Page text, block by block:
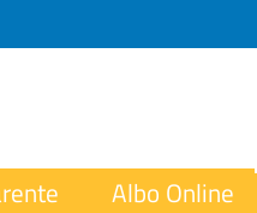
Albo Online